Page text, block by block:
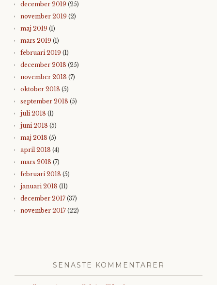
december 2019 (25)
november 2019 (2)
maj 2019 (1)
mars 2019 (1)
februari 2019 (1)
december 2018 (25)
november 2018 (7)
oktober 2018 (5)
september 2018 (5)
juli 2018 (1)
juni 2018 (5)
maj 2018 (5)
april 2018 (4)
mars 2018 (7)
februari 2018 (5)
januari 2018 (11)
december 2017 (37)
november 2017 (22)
SENASTE KOMMENTARER